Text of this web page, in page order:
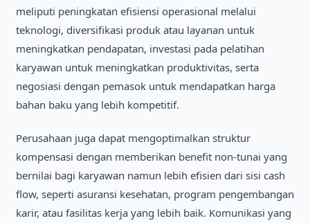
meliputi peningkatan efisiensi operasional melalui
teknologi, diversifikasi produk atau layanan untuk
meningkatkan pendapatan, investasi pada pelatihan
karyawan untuk meningkatkan produktivitas, serta
negosiasi dengan pemasok untuk mendapatkan harga
bahan baku yang lebih kompetitif.
Perusahaan juga dapat mengoptimalkan struktur
kompensasi dengan memberikan benefit non-tunai yang
bernilai bagi karyawan namun lebih efisien dari sisi cash
flow, seperti asuransi kesehatan, program pengembangan
karir, atau fasilitas kerja yang lebih baik. Komunikasi yang